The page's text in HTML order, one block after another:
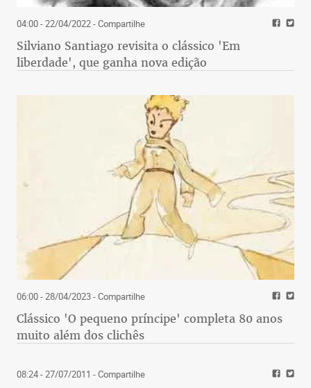
04:00 - 22/04/2022- Compartilhe
Silviano Santiago revisita o clássico 'Em
liberdade', que ganha nova edição
06:00 - 28/04/2023- Compartilhe
Clássico 'O pequeno príncipe' completa 80 anos
muito além dos clichês
08:24 - 27/07/2011 - Compartilhe